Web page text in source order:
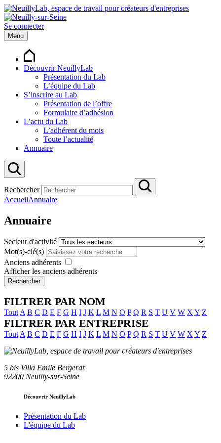
Se connecter
Menu
Découvrir NeuillyLab
Présentation du Lab
L’équipe du Lab
S’inscrire au Lab
Présentation de l’offre
Formulaire d’adhésion
L’actu du Lab
L’adhérent du mois
Toute l’actualité
Annuaire
Rechercher
AccueilAnnuaire
Annuaire
Secteur d'activité
Mot(s)-clé(s)
Anciens adhérents
Afficher les anciens adhérents
Rechercher
FILTRER PAR NOM
Tout A B C D E F G H I J K L M N O P Q R S T U V W X Y Z
FILTRER PAR ENTREPRISE
Tout A B C D E F G H I J K L M N O P Q R S T U V W X Y Z
5 bis Villa Emile Bergerat
92200 Neuilly-sur-Seine
Découvrir NeuillyLab
Présentation du Lab
L'équipe du Lab